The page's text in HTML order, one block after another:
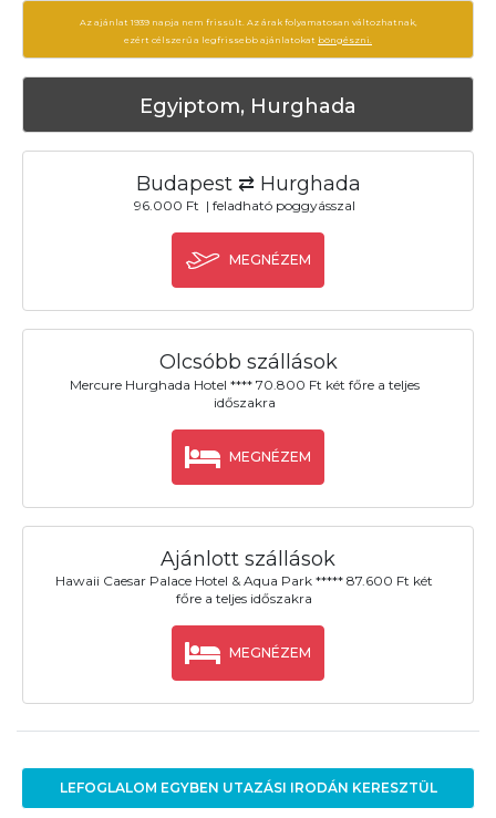
Az ajánlat 1939 napja nem frissült. Az árak folyamatosan változhatnak,
ezért célszerű a legfrissebb ajánlatokat böngészni.
Egyiptom, Hurghada
Budapest ⇄ Hurghada
96.000 Ft | feladható poggyásszal
MEGNÉZEM
Olcsóbb szállások
Mercure Hurghada Hotel **** 70.800 Ft két főre a teljes
időszakra
MEGNÉZEM
Ajánlott szállások
Hawaii Caesar Palace Hotel & Aqua Park ***** 87.600 Ft két
főre a teljes időszakra
MEGNÉZEM
LEFOGLALOM EGYBEN UTAZÁSI IRODÁN KERESZTÜL